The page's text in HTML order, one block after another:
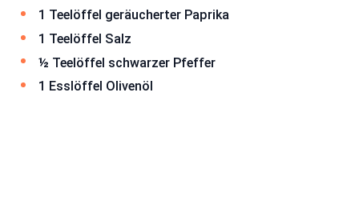
1 Teelöffel geräucherter Paprika
1 Teelöffel Salz
½ Teelöffel schwarzer Pfeffer
1 Esslöffel Olivenöl